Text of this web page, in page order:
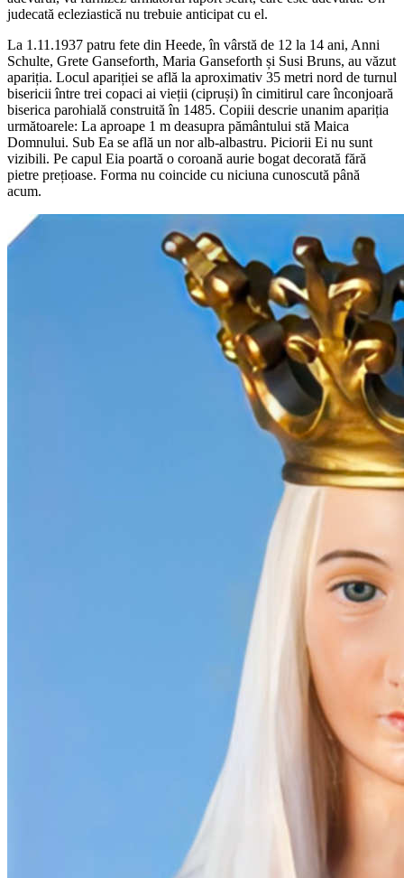
judecată ecleziastică nu trebuie anticipat cu el.
La 1.11.1937 patru fete din Heede, în vârstă de 12 la 14 ani, Anni
Schulte, Grete Ganseforth, Maria Ganseforth și Susi Bruns, au văzut
apariția. Locul apariției se află la aproximativ 35 metri nord de turnul
bisericii între trei copaci ai vieții (cipruși) în cimitirul care înconjoară
biserica parohială construită în 1485. Copiii descrie unanim apariția
următoarele: La aproape 1 m deasupra pământului stă Maica
Domnului. Sub Ea se află un nor alb-albastru. Piciorii Ei nu sunt
vizibili. Pe capul Eia poartă o coroană aurie bogat decorată fără
pietre prețioase. Forma nu coincide cu niciuna cunoscută până
acum.